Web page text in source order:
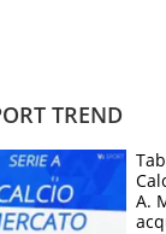
TREND
A.